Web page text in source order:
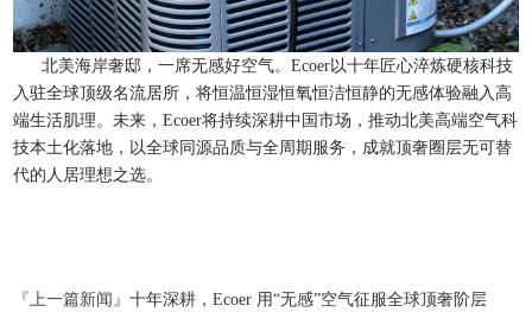
北美海岸奢邸，一席无感好空气。Ecoer以十年匠心淬炼硬核科技
入驻全球顶级名流居所，将恒温恒湿恒氧恒洁恒静的无感体验融入高
端生活肌理。未来，Ecoer将持续深耕中国市场，推动北美高端空气科
技本土化落地，以全球同源品质与全周期服务，成就顶奢圈层无可替
代的人居理想之选。
『上一篇新闻』十年深耕，Ecoer 用“无感”空气征服全球顶奢阶层